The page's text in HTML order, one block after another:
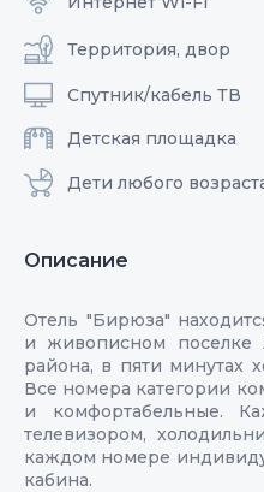
Территория, двор
Спутник/кабель ТВ
Детская площадка
Дети любого
Описание
Отель "Бирюза"
и живописном поселке
района, в пяти минутах
Все номера категории
и комфортабельные.
телевизором,
каждом номере
кабина.